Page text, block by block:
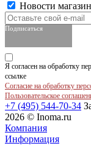
Новости
Подписаться
Я согласен на обработку
ссылке
Согласие на обработку
Пользовательское
+7 (495) 544-70-34
2026 © Inoma.ru
Компания
Информация